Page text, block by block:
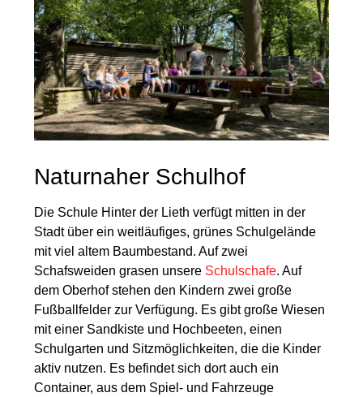
Naturnaher Schulhof
Die Schule Hinter der Lieth verfügt mitten in der
Stadt über ein weitläufiges, grünes Schulgelände
mit viel altem Baumbestand. Auf zwei
Schafsweiden grasen unsere Schulschafe. Auf
dem Oberhof stehen den Kindern zwei große
Fußballfelder zur Verfügung. Es gibt große Wiesen
mit einer Sandkiste und Hochbeeten, einen
Schulgarten und Sitzmöglichkeiten, die die Kinder
aktiv nutzen. Es befindet sich dort auch ein
Container, aus dem Spiel- und Fahrzeuge